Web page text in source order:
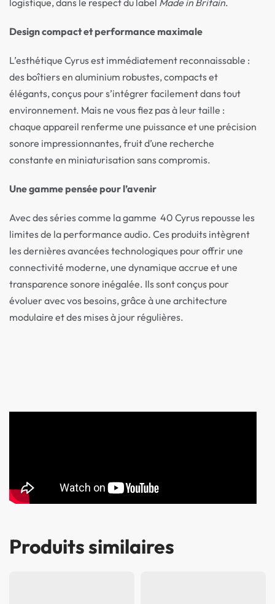
logistique, dans le respect du label Made in Britain.
Design compact et performance maximale
L’esthétique Cyrus est immédiatement reconnaissable :
des boîtiers en aluminium robustes, compacts et
élégants, conçus pour s’intégrer facilement dans tout
environnement. Mais ne vous fiez pas à leur taille :
chaque appareil renferme une puissance et une précision
sonore impressionnantes, fruit d’une recherche
constante en miniaturisation sans compromis.
Une gamme pensée pour l’avenir
Avec des séries comme la gamme 40 Cyrus repousse les
limites de la performance audio. Ces produits intègrent
les dernières avancées technologiques pour offrir une
connectivité moderne, une dynamique accrue et une
transparence sonore inégalée. Ils sont conçus pour
évoluer avec vos besoins, grâce à une architecture
modulaire et des mises à jour régulières.
Produits similaires